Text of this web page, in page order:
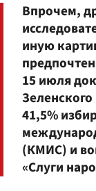
Впрочем,
иную
15 июля
41,5%
(КМИС) и
«Слуги